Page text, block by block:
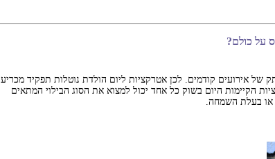
על כולם?
אירועים קודמים. לכן אטרקציות ליום הולדת נוטלות תפקיד מכריע
הקיימות היום בשוק כל אחד יכול למצוא את הסוג הבילוי המתאים
או בעלת השמחה.